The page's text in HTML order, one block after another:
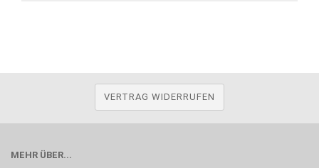
VERTRAG WIDERRUFEN
MEHR ÜBER...